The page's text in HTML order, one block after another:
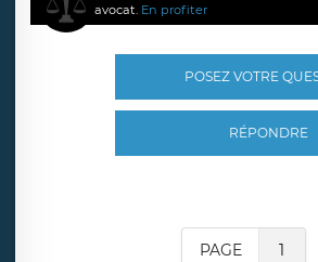
avocat. En profiter
POSEZ VOTRE
RÉPONDRE
PAGE 1